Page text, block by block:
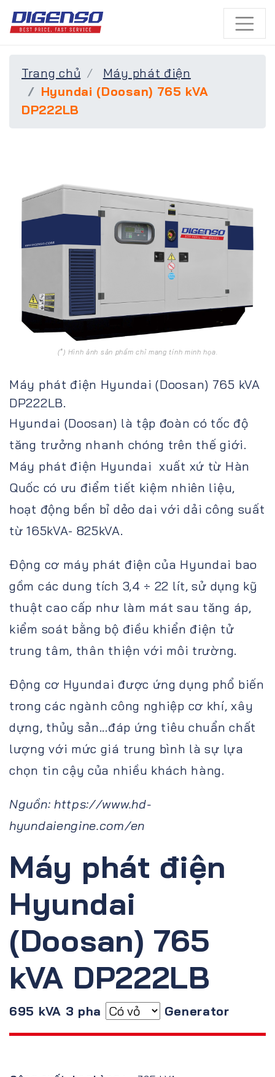
Trang chủ
Máy phát điện
Hyundai (Doosan) 765 kVA
DP222LB
(*) Hình ảnh sản phẩm chỉ mang tính minh họa.
Máy phát điện Hyundai (Doosan) 765 kVA
DP222LB.
Hyundai (Doosan) là tập đoàn có tốc độ
tăng trưởng nhanh chóng trên thế giới.
Máy phát điện Hyundai xuất xứ từ Hàn
Quốc có ưu điểm tiết kiệm nhiên liệu,
hoạt động bền bỉ dẻo dai với dải công suất
từ 165kVA- 825kVA.
Động cơ máy phát điện của Hyundai bao
gồm các dung tích 3,4 ÷ 22 lít, sử dụng kỹ
thuật cao cấp như làm mát sau tăng áp,
kiểm soát bằng bộ điều khiển điện tử
trung tâm, thân thiện với môi trường.
Động cơ Hyundai được ứng dụng phổ biến
trong các ngành công nghiệp cơ khí, xây
dựng, thủy sản...đáp ứng tiêu chuẩn chất
lượng với mức giá trung bình là sự lựa
chọn tin cậy của nhiều khách hàng.
Nguồn: https://www.hd-
hyundaiengine.com/en
Máy phát điện
Hyundai
(Doosan) 765
kVA DP222LB
695 kVA 3 pha Generator